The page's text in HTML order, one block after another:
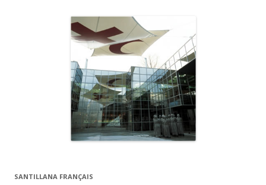
SANTILLANA FRANÇAIS